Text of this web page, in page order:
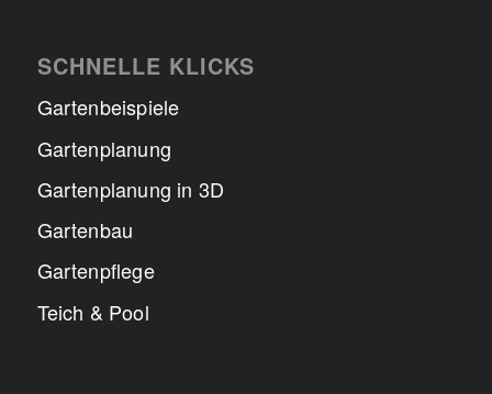
SCHNELLE KLICKS
Gartenbeispiele
Gartenplanung
Gartenplanung in 3D
Gartenbau
Gartenpflege
Teich & Pool